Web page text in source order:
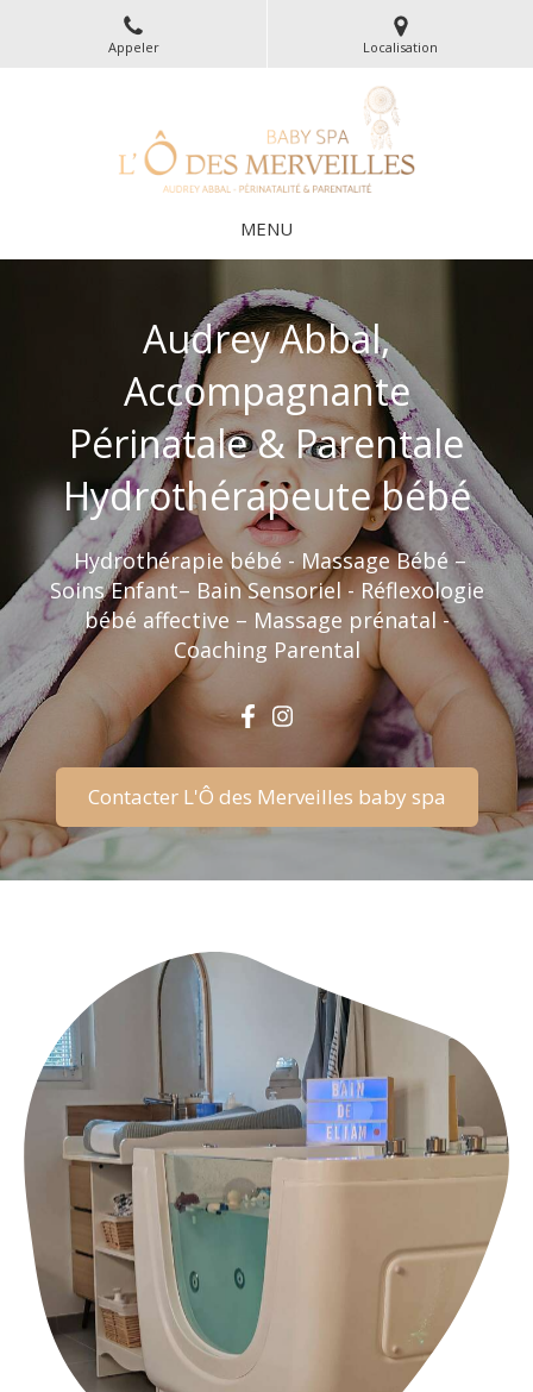
Appeler Localisation
MENU
Audrey Abbal,
Accompagnante
Périnatale & Parentale
Hydrothérapeute bébé
Hydrothérapie bébé - Massage Bébé –
Soins Enfant– Bain Sensoriel - Réflexologie
bébé affective – Massage prénatal -
Coaching Parental
Contacter L'Ô des Merveilles baby spa